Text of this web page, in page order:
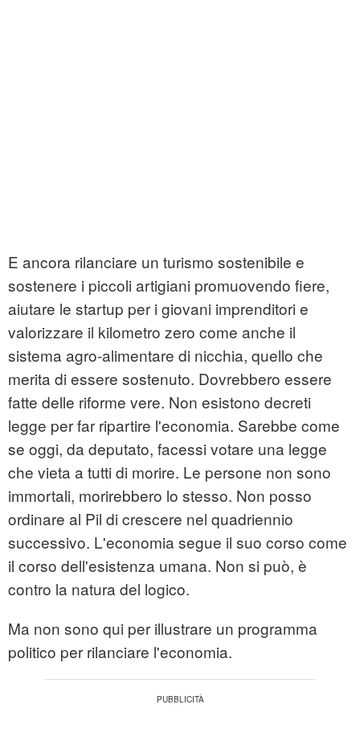
E ancora rilanciare un turismo sostenibile e
sostenere i piccoli artigiani promuovendo fiere,
aiutare le startup per i giovani imprenditori e
valorizzare il kilometro zero come anche il
sistema agro-alimentare di nicchia, quello che
merita di essere sostenuto. Dovrebbero essere
fatte delle riforme vere. Non esistono decreti
legge per far ripartire l'economia. Sarebbe come
se oggi, da deputato, facessi votare una legge
che vieta a tutti di morire. Le persone non sono
immortali, morirebbero lo stesso. Non posso
ordinare al Pil di crescere nel quadriennio
successivo. L'economia segue il suo corso come
il corso dell'esistenza umana. Non si può, è
contro la natura del logico.
Ma non sono qui per illustrare un programma
politico per rilanciare l'economia.